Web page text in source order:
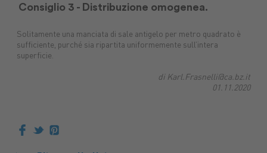
Consiglio 3 - Distribuzione omogenea.
Solitamente una manciata di sale antigelo per metro quadrato è
sufficiente, purché sia ripartita uniformemente sull’intera
superficie.
di Karl.Frasnelli@ca.bz.it
01.11.2020